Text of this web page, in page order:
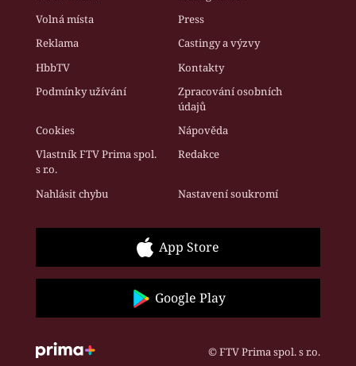
Volná místa
Press
Reklama
Castingy a výzvy
HbbTV
Kontakty
Podmínky užívání
Zpracování osobních
údajů
Cookies
Nápověda
Vlastník FTV Prima spol.
s r.o.
Redakce
Nahlásit chybu Nastavení soukromí
App Store
Google Play
© FTV Prima spol. s r.o.